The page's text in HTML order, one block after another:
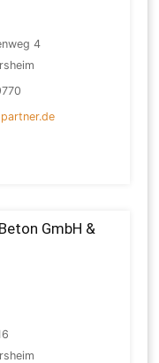
4
GmbH &